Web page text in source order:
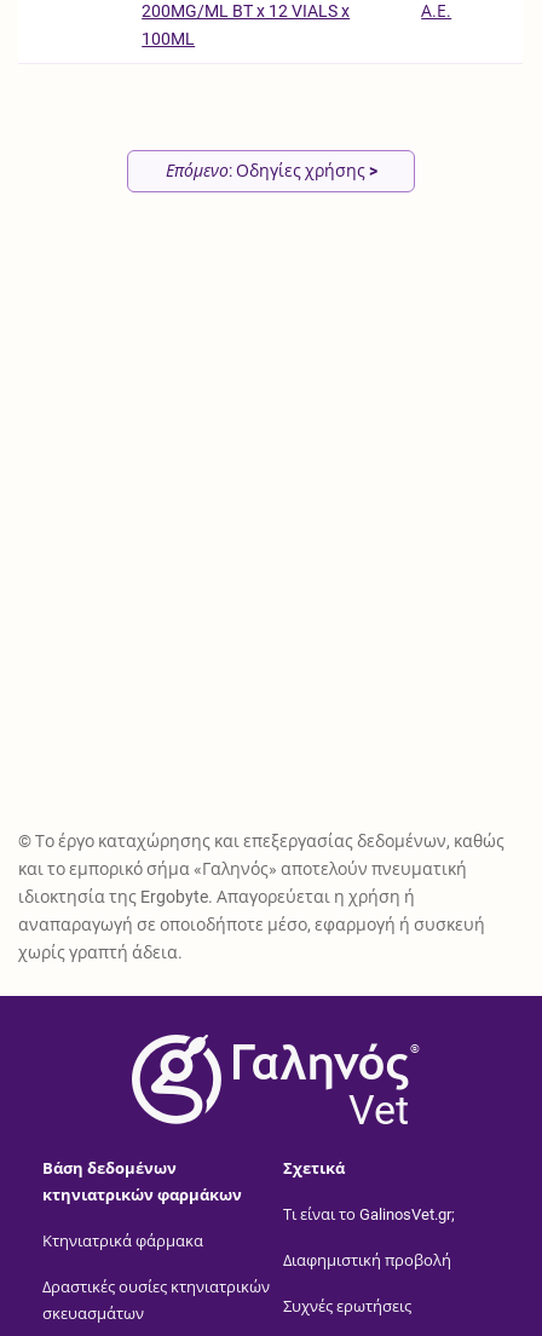
200MG/ML BT x 12 VIALS x
100ML
Α.Ε.
Επόμενο: Οδηγίες χρήσης>
© Το έργο καταχώρησης και επεξεργασίας δεδομένων, καθώς
και το εμπορικό σήμα «Γαληνός» αποτελούν πνευματική
ιδιοκτησία της Ergobyte. Απαγορεύεται η χρήση ή
αναπαραγωγή σε οποιοδήποτε μέσο, εφαρμογή ή συσκευή
χωρίς γραπτή άδεια.
®
Vet
Βάση δεδομένων
κτηνιατρικών φαρμάκων
Κτηνιατρικά φάρμακα
Δραστικές ουσίες κτηνιατρικών
σκευασμάτων
Σχετικά
Τι είναι το GalinosVet.gr;
Διαφημιστική προβολή
Συχνές ερωτήσεις